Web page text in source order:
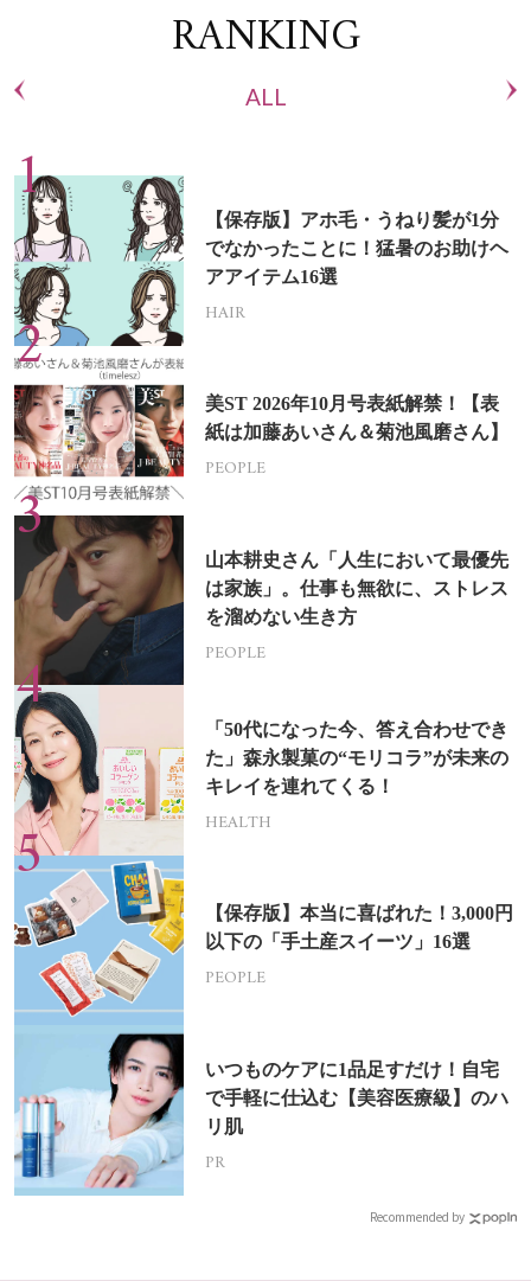
RANKING
ALL
【保存版】アホ毛・うねり髪が1分
でなかったことに！猛暑のお助けヘ
アアイテム16選
HAIR
美ST 2026年10月号表紙解禁！【表
紙は加藤あいさん＆菊池風磨さん】
PEOPLE
山本耕史さん「人生において最優先
は家族」。仕事も無欲に、ストレス
を溜めない生き方
PEOPLE
「50代になった今、答え合わせでき
た」森永製菓の“モリコラ”が未来の
キレイを連れてくる！
HEALTH
【保存版】本当に喜ばれた！3,000円
以下の「手土産スイーツ」16選
PEOPLE
いつものケアに1品足すだけ！自宅
で手軽に仕込む【美容医療級】のハ
リ肌
PR
Recommended by